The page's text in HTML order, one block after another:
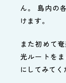
ん。 島内の
けます。
また初めて
光ルートを
にしてみてく